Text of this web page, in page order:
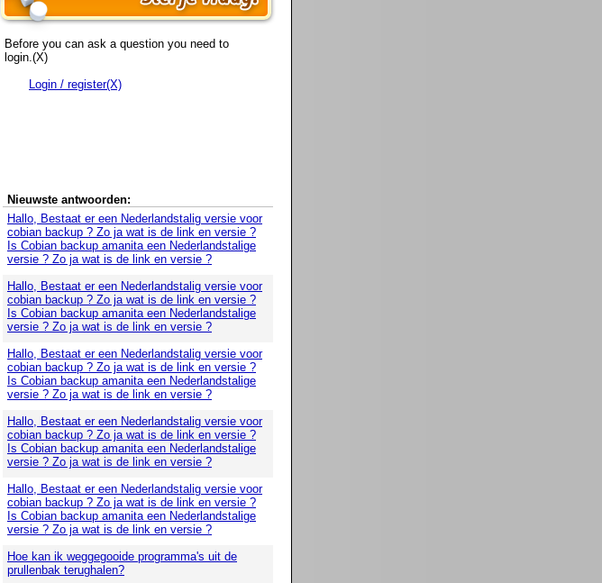
Before you can ask a question you need to
login.(X)
Login / register(X)
Nieuwste antwoorden:
Hallo, Bestaat er een Nederlandstalig versie voor
cobian backup ? Zo ja wat is de link en versie ?
Is Cobian backup amanita een Nederlandstalige
versie ? Zo ja wat is de link en versie ?
Hallo, Bestaat er een Nederlandstalig versie voor
cobian backup ? Zo ja wat is de link en versie ?
Is Cobian backup amanita een Nederlandstalige
versie ? Zo ja wat is de link en versie ?
Hallo, Bestaat er een Nederlandstalig versie voor
cobian backup ? Zo ja wat is de link en versie ?
Is Cobian backup amanita een Nederlandstalige
versie ? Zo ja wat is de link en versie ?
Hallo, Bestaat er een Nederlandstalig versie voor
cobian backup ? Zo ja wat is de link en versie ?
Is Cobian backup amanita een Nederlandstalige
versie ? Zo ja wat is de link en versie ?
Hallo, Bestaat er een Nederlandstalig versie voor
cobian backup ? Zo ja wat is de link en versie ?
Is Cobian backup amanita een Nederlandstalige
versie ? Zo ja wat is de link en versie ?
Hoe kan ik weggegooide programma's uit de
prullenbak terughalen?